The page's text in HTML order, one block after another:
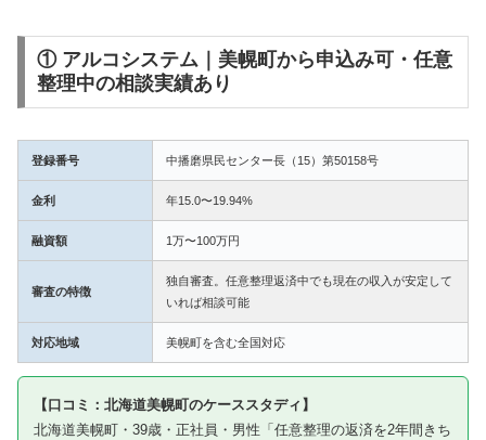
① アルコシステム｜美幌町から申込み可・任意
整理中の相談実績あり
登録番号 中播磨県民センター長（15）第50158号
金利 年15.0〜19.94%
融資額 1万〜100万円
審査の特徴
独自審査。任意整理返済中でも現在の収入が安定して
いれば相談可能
対応地域 美幌町を含む全国対応
【口コミ：北海道美幌町のケーススタディ】
北海道美幌町・39歳・正社員・男性「任意整理の返済を2年間きち